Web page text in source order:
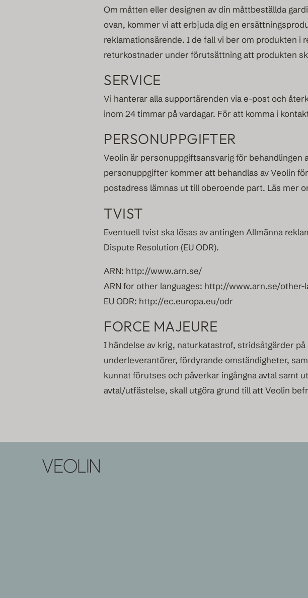
Om måtten eller designen av din måttbeställda
ovan, kommer vi att erbjuda dig en
reklamationsärende. I de fall vi ber om produkten
returkostnader under förutsättning att produkten
SERVICE
Vi hanterar alla supportärenden via e-post och
inom 24 timmar på vardagar. För att komma i
PERSONUPPGIFTER
Veolin är personuppgiftsansvarig för
personuppgifter kommer att behandlas av Veolin
postadress lämnas ut till oberoende part. Läs mer
TVIST
Eventuell tvist ska lösas av antingen Allmänna
Dispute Resolution (EU ODR).
ARN: http://www.arn.se/
ARN for other languages: http://www.arn.se/other-
EU ODR: http://ec.europa.eu/odr
FORCE MAJEURE
I händelse av krig, naturkatastrof, stridsåtgärder
underleverantörer, fördyrande omständigheter,
kunnat förutses och påverkar ingångna avtal samt
avtal/utfästelse, skall utgöra grund till att Veolin